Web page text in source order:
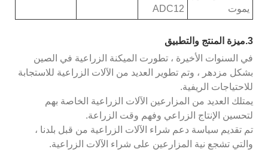
يموت
ADC12
3.ميزة المنتج والتطبيق
في السنوات الأخيرة ، تطورت الميكنة الزراعية في الصين
بشكل مزدهر ، وتم تطوير العديد من الآلات الزراعية للاستجابة
للاحتياجات الريفية.
يمتلك العديد من المزارعين الآلات الزراعية الخاصة بهم
لتحسين الإنتاج الزراعي وفهم وقت الزراعة.
تم تقديم سياسة دعم شراء الآلات الزراعية من قبل بلدنا ،
والتي تشجع نية المزارعين على شراء الآلات الزراعية.